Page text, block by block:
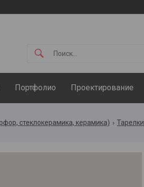
Портфолио Проектирование
стеклокерамика, керамика) Тарелки